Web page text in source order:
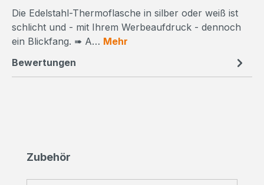
Die Edelstahl-Thermoflasche in silber oder weiß ist
schlicht und - mit Ihrem Werbeaufdruck - dennoch
ein Blickfang. ➠ A… Mehr
Bewertungen
Produktgalerie überspringen
Zubehör